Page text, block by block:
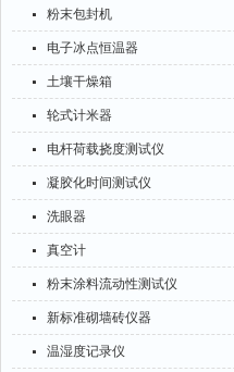
粉末包封机
电子冰点恒温器
土壤干燥箱
轮式计米器
电杆荷载挠度测试仪
凝胶化时间测试仪
洗眼器
真空计
粉末涂料流动性测试仪
新标准砌墙砖仪器
温湿度记录仪